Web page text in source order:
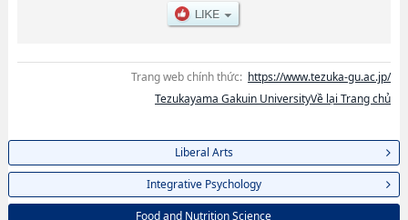
Trang web chính thức: https://www.tezuka-gu.ac.jp/
Tezukayama Gakuin UniversityVề lại Trang chủ
Liberal Arts
Integrative Psychology
Food and Nutrition Science